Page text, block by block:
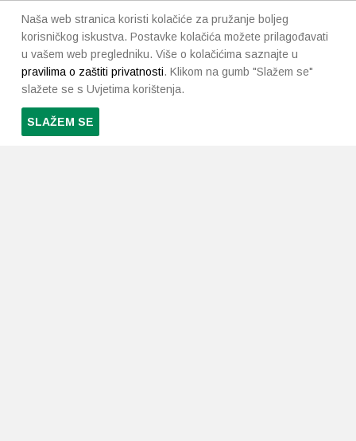
Naša web stranica koristi kolačiće za pružanje boljeg
korisničkog iskustva. Postavke kolačića možete prilagođavati
u vašem web pregledniku. Više o kolačićima saznajte u
pravilima o zaštiti privatnosti. Klikom na gumb "Slažem se"
slažete se s Uvjetima korištenja.
SLAŽEM SE